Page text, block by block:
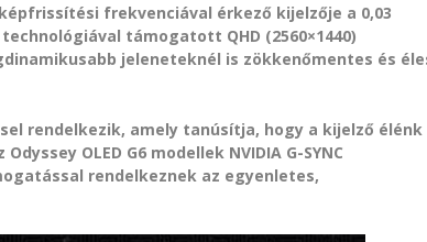
képfrissítési frekvenciával érkező kijelzője a 0,03
támogatott QHD (2560×1440)
jeleneteknél is zökkenőmentes és
rendelkezik, amely tanúsítja, hogy a kijelző élénk
OLED G6 modellek NVIDIA G-SYNC
rendelkeznek az egyenletes,